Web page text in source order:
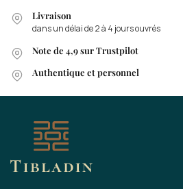
Livraison
dans un délai de 2 à 4 jours ouvrés
Note de 4,9 sur Trustpilot
Authentique et personnel